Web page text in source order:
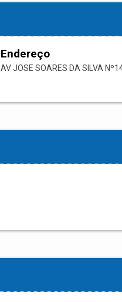
Endereço
AV JOSE SOARES DA SILVA